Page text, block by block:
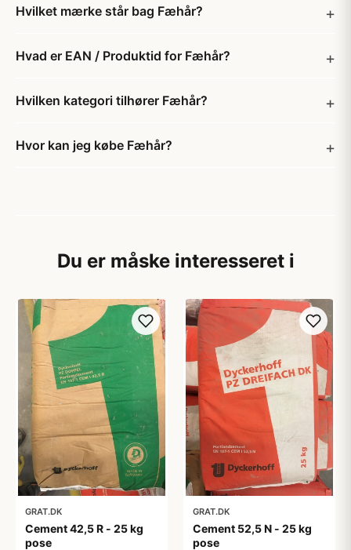
Hvilket mærke står bag Fæhår?
Hvad er EAN / Produktid for Fæhår?
Hvilken kategori tilhører Fæhår?
Hvor kan jeg købe Fæhår?
Du er måske interesseret i
GRAT.DK
Cement 42,5 R - 25 kg
pose
GRAT.DK
Cement 52,5 N - 25 kg
pose